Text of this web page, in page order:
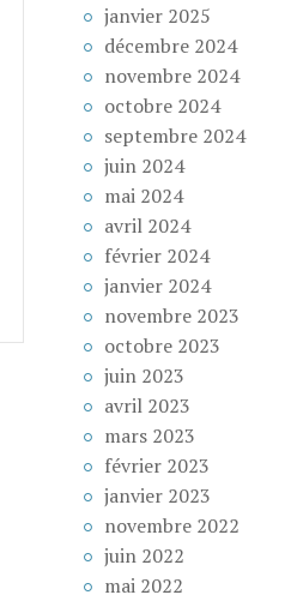
janvier 2025
décembre 2024
novembre 2024
octobre 2024
septembre 2024
juin 2024
mai 2024
avril 2024
février 2024
janvier 2024
novembre 2023
octobre 2023
juin 2023
avril 2023
mars 2023
février 2023
janvier 2023
novembre 2022
juin 2022
mai 2022